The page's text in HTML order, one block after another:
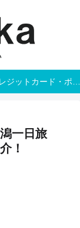
ジットカード・ポ
一日旅
！